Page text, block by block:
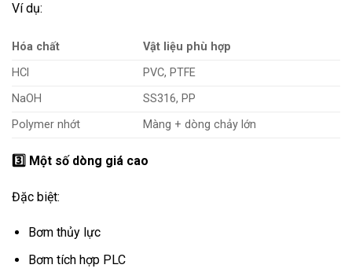
Ví dụ:
Hóa chất
Vật liệu phù hợp
HCl
PVC, PTFE
NaOH
SS316, PP
Polymer nhớt
Màng + dòng chảy lớn
3️ Một số dòng giá cao
Đặc biệt:
Bơm thủy lực
Bơm tích hợp PLC